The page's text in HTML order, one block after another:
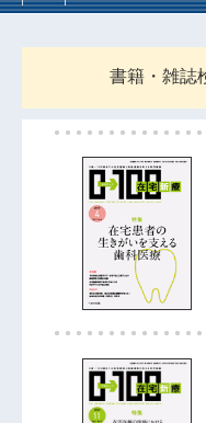
書籍・雑誌